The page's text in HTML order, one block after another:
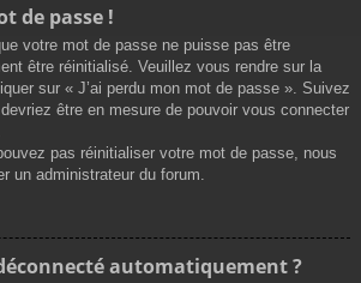
de passe !
votre mot de passe ne puisse pas être
être réinitialisé. Veuillez vous rendre sur la
sur « J’ai perdu mon mot de passe ». Suivez
être en mesure de pouvoir vous connecter
pas réinitialiser votre mot de passe, nous
un administrateur du forum.
automatiquement ?